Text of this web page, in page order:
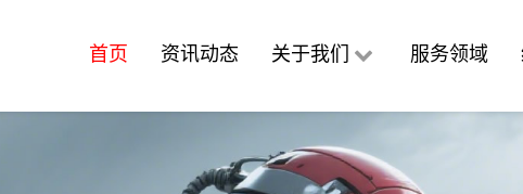
执行律师-广州强制执行律
首页 资讯动态 关于我们 服务领域